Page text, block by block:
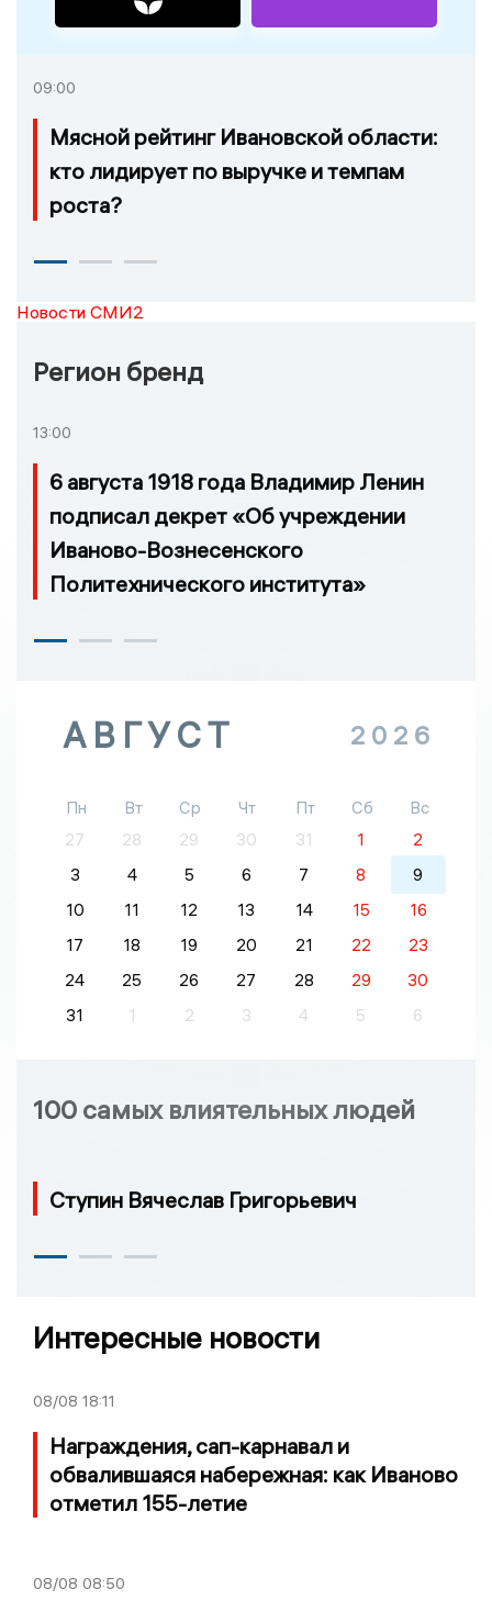
09:00
Мясной рейтинг Ивановской области:
кто лидирует по выручке и темпам
роста?
Новости СМИ2
Регион бренд
13:00
6 августа 1918 года Владимир Ленин
подписал декрет «Об учреждении
Иваново-Вознесенского
Политехнического института»
АВГУСТ 2026
Пн Вт Ср Чт Пт Сб
Вс
27
28 29 30 31 1
2
3
4 5 6 7 8
9
10
11 12 13 14 15
16
17
18 19 20 21 22
23
24
25 26 27 28 29
30
31
1 2 3 4 5 6
100 самых влиятельных людей
Ступин Вячеслав Григорьевич
Интересные новости
08/08 18:11
Награждения, сап-карнавал и
обвалившаяся набережная: как Иваново
отметил 155-летие
08/08 08:50